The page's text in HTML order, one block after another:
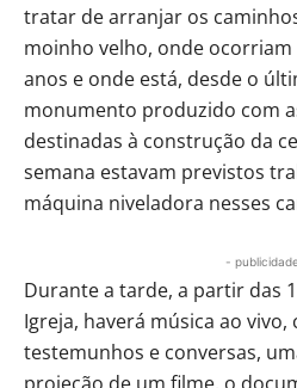
tratar de arranjar os
moinho velho, onde
anos e onde está, desde o
monumento produzido com
destinadas à construção da
semana estavam previstos
máquina niveladora nesses
-
Durante a tarde, a partir das
Igreja, haverá música ao vivo,
testemunhos e conversas,